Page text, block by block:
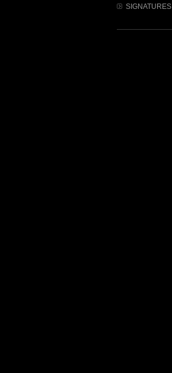
SIGNATURES